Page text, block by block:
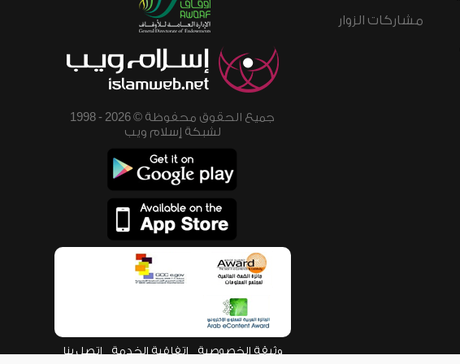
مشاركات الزوار
جميع الحقوق محفوظة © 2026 - 1998
لشبكة إسلام ويب
وثيقة الخصوصية اتفاقية الخدمة اتصل بنا